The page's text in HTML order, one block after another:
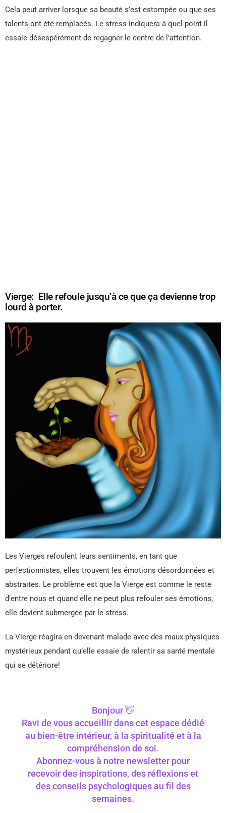
Cela peut arriver lorsque sa beauté s’est estompée ou que ses
talents ont été remplacés. Le stress indiquera à quel point il
essaie désespérément de regagner le centre de l’attention.
Vierge: Elle refoule jusqu’à ce que ça devienne trop
lourd à porter.
Les Vierges refoulent leurs sentiments, en tant que
perfectionnistes, elles trouvent les émotions désordonnées et
abstraites. Le problème est que la Vierge est comme le reste
d’entre nous et quand elle ne peut plus refouler ses émotions,
elle devient submergée par le stress.
La Vierge réagira en devenant malade avec des maux physiques
mystérieux pendant qu’elle essaie de ralentir sa santé mentale
qui se détériore!
Bonjour 👋
Ravi de vous accueillir dans cet espace dédié
au bien-être intérieur, à la spiritualité et à la
compréhension de soi.
Abonnez-vous à notre newsletter pour
recevoir des inspirations, des réflexions et
des conseils psychologiques au fil des
semaines.